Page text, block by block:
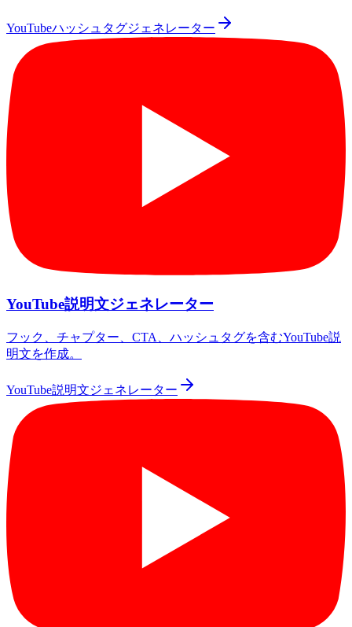
YouTubeハッシュタグジェネレーター
YouTube説明文ジェネレーター
フック、チャプター、CTA、ハッシュタグを含むYouTube説
明文を作成。
YouTube説明文ジェネレーター